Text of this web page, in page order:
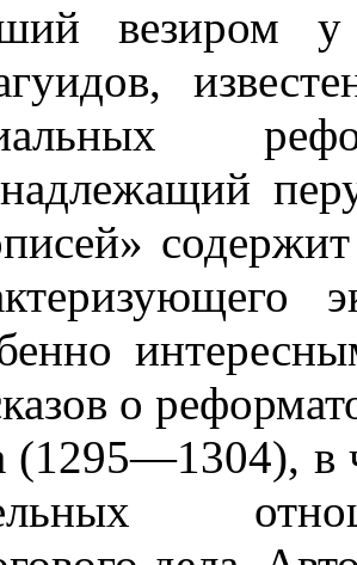
везиром у
о
(1295—1304), в